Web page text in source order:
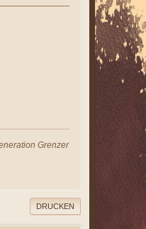
Grenzer
DRUCKEN